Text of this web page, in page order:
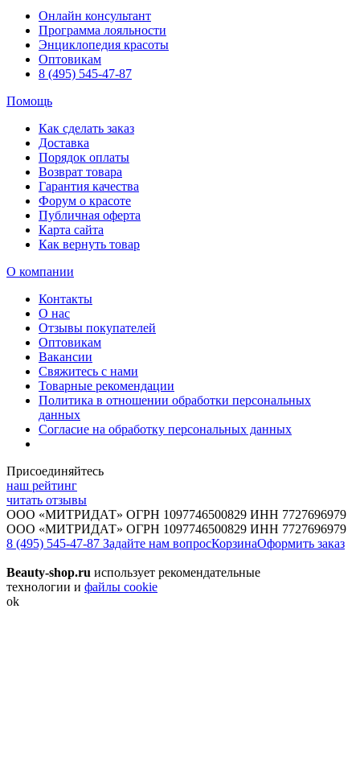
Онлайн консультант
Программа лояльности
Энциклопедия красоты
Оптовикам
8 (495) 545-47-87
Помощь
Как сделать заказ
Доставка
Порядок оплаты
Возврат товара
Гарантия качества
Форум о красоте
Публичная оферта
Карта сайта
Как вернуть товар
О компании
Контакты
О нас
Отзывы покупателей
Оптовикам
Вакансии
Свяжитесь с нами
Товарные рекомендации
Политика в отношении обработки персональных
данных
Согласие на обработку персональных данных
Присоединяйтесь
наш рейтинг
читать отзывы
ООО «МИТРИДАТ» ОГРН 1097746500829 ИНН 7727696979
ООО «МИТРИДАТ» ОГРН 1097746500829 ИНН 7727696979
8 (495) 545-47-87 Задайте нам вопросКорзинаОформить заказ
Beauty-shop.ru использует рекомендательные
технологии и файлы cookie
ok